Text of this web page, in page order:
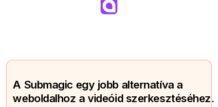
A Submagic egy jobb alternatíva a
weboldalhoz a videóid szerkesztéséhez.